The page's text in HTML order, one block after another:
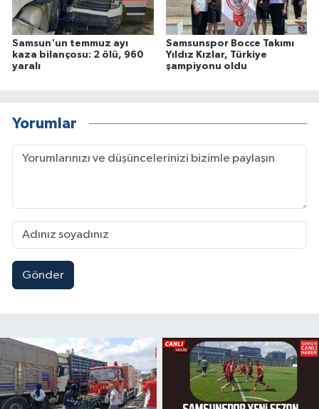
Samsun'un temmuz ayı
kaza bilançosu: 2 ölü, 960
yaralı
Samsunspor Bocce Takımı
Yıldız Kızlar, Türkiye
şampiyonu oldu
Yorumlar
Gönder